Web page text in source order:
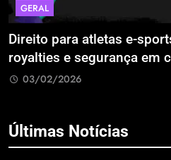
GERAL
Direito para atletas e-
royalties e segurança em
03/02/2026
Últimas Notícias